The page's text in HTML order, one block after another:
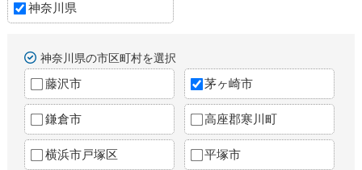
神奈川県
神奈川県の市区町村を選択
藤沢市 茅ヶ崎市
鎌倉市 高座郡寒川町
横浜市戸塚区 平塚市